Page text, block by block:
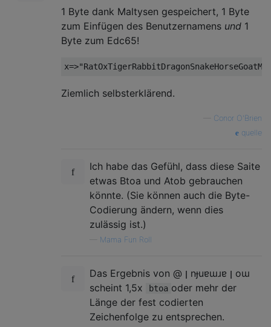
1 Byte dank Maltysen gespeichert, 1 Byte
zum Einfügen des Benutzernamens und 1
Byte zum Edc65!
Ziemlich selbsterklärend.
Conor O'Brien
quelle
Ich habe das Gefühl, dass diese Saite
etwas Btoa und Atob gebrauchen
könnte. (Sie können auch die Byte-
Codierung ändern, wenn dies
zulässig ist.)
Mama Fun Roll
Das Ergebnis von @ ן nɟuɐɯɹɐ ן oɯ
scheint 1,5x
btoa oder mehr der
Länge der fest codierten
Zeichenfolge zu entsprechen.